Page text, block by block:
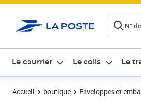
N°
Le courrier Le colis Le
Accueil boutique Enveloppes et